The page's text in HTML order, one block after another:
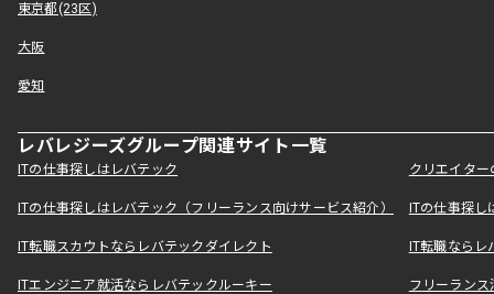
東京都(23区)
大阪
愛知
レバレジーズグループ関連サイト一覧
ITの仕事探しはレバテック クリエイタ
ITの仕事探しはレバテック（フリーランス向けサービス紹介） ITの仕事探
IT転職スカウトならレバテックダイレクト IT転職なら
ITエンジニア就活ならレバテックルーキー フリーラン